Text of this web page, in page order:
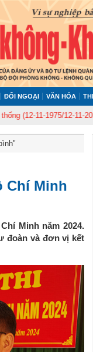
ĐỐI NGOẠI VĂN HÓA
1975/12-11-2025) Ủy
Chí Minh
Minh năm 2024.
đoàn và đơn vị kết